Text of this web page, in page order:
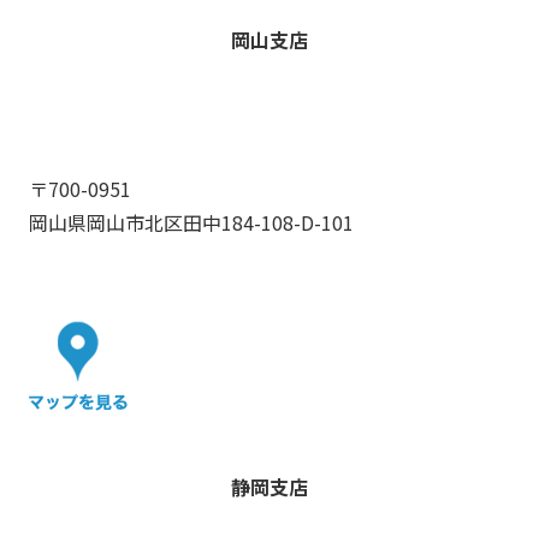
岡山支店
〒700-0951
岡山県岡山市北区田中184-108-D-101
静岡支店